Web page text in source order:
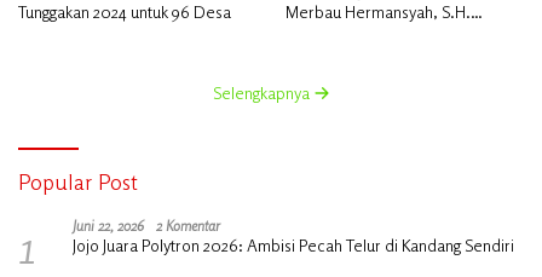
Tunggakan 2024 untuk 96 Desa
Merbau Hermansyah, S.H.
Selengkapnya
Popular Post
1 Juni 22, 2026 2 Komentar
Jojo Juara Polytron 2026: Ambisi Pecah Telur di Kandang Sendiri